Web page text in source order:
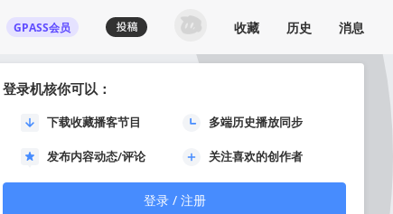
GPASS会员
登录机核你可以：
下载收藏播客节目 多端历史播放同步
发布内容动态/评论 关注喜欢的创作者
登录 / 注册
收藏 历史 消息